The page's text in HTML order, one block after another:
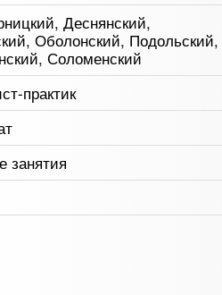
Деснянский,
Оболонский, Подольский,
Соломенский
практик
занятия